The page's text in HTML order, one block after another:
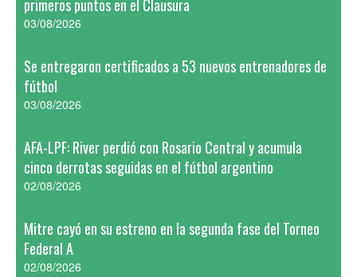
primeros puntos en el Clausura
03/08/2026
Se entregaron certificados a 53 nuevos entrenadores de
fútbol
03/08/2026
AFA-LPF: River perdió con Rosario Central y acumula
cinco derrotas seguidas en el fútbol argentino
02/08/2026
Mitre cayó en su estreno en la segunda fase del Torneo
Federal A
02/08/2026